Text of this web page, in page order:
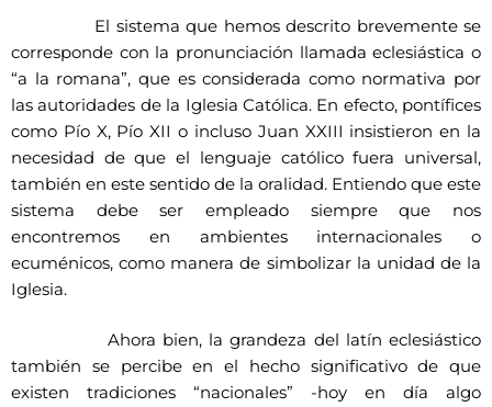
El sistema que hemos descrito brevemente se
corresponde con la pronunciación llamada eclesiástica o
“a la romana”, que es considerada como normativa por
las autoridades de la Iglesia Católica. En efecto, pontífices
como Pío X, Pío XII o incluso Juan XXIII insistieron en la
necesidad de que el lenguaje católico fuera universal,
también en este sentido de la oralidad. Entiendo que este
sistema debe ser empleado siempre que nos
encontremos en ambientes internacionales o
ecuménicos, como manera de simbolizar la unidad de la
Iglesia.
Ahora bien, la grandeza del latín eclesiástico
también se percibe en el hecho significativo de que
existen tradiciones “nacionales” -hoy en día algo